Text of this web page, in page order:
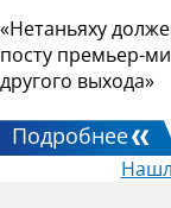
«Нетаньяху
посту премьер-
другого выхода»
Подробнее